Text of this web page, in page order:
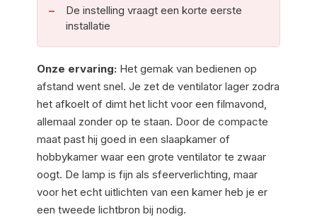
De instelling vraagt een korte eerste
installatie
Onze ervaring: Het gemak van bedienen op
afstand went snel. Je zet de ventilator lager zodra
het afkoelt of dimt het licht voor een filmavond,
allemaal zonder op te staan. Door de compacte
maat past hij goed in een slaapkamer of
hobbykamer waar een grote ventilator te zwaar
oogt. De lamp is fijn als sfeerverlichting, maar
voor het echt uitlichten van een kamer heb je er
een tweede lichtbron bij nodig.